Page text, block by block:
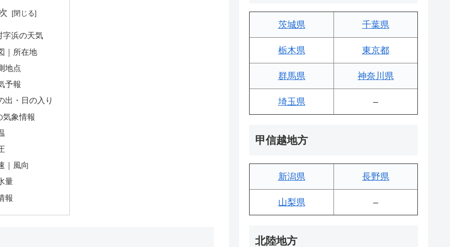
字浜の天気
｜所在地
地点
予報
出・日の入り
気象情報
｜風向
量
報
茨城県 千葉県
栃木県 東京都
群馬県 神奈川県
埼玉県 –
甲信越地方
新潟県 長野県
山梨県 –
北陸地方